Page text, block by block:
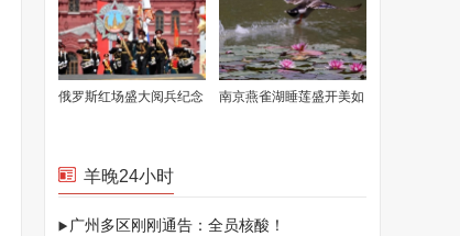
俄罗斯红场盛大阅兵纪念 南京燕雀湖睡莲盛开美如
羊晚24小时
广州多区刚刚通告：全员核酸！